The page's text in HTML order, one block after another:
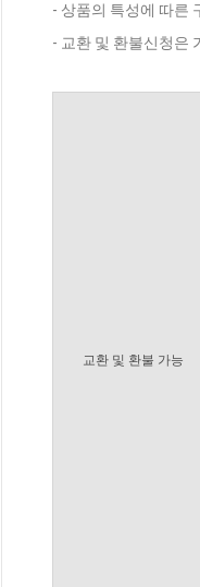
- 상품의 특성에 따른
- 교환 및 환불신청은
교환 및 환불 가능